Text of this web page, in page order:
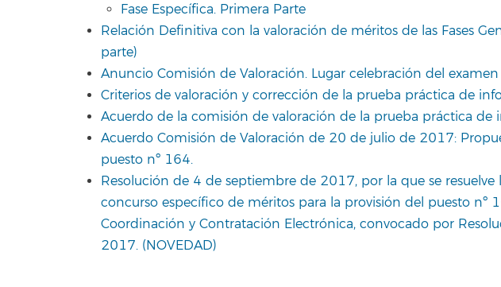
Fase Específica. Primera Parte
Relación Definitiva con la valoración de méritos de las Fases
parte)
Anuncio Comisión de Valoración. Lugar celebración del
Criterios de valoración y corrección de la prueba práctica de
Acuerdo de la comisión de valoración de la prueba práctica de
Acuerdo Comisión de Valoración de 20 de julio de 2017:
puesto nº 164.
Resolución de 4 de septiembre de 2017, por la que se resuelve
concurso específico de méritos para la provisión del puesto nº
Coordinación y Contratación Electrónica, convocado por
2017. (NOVEDAD)